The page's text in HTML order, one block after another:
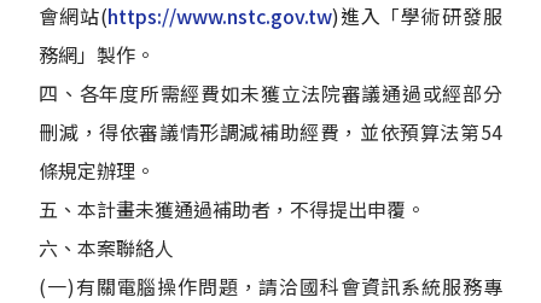
會網站(https://www.nstc.gov.tw)進入 「學術研發服
務網」製作。
四、各年度所需經費如未獲立法院審議通過或經部分
刪減，得依審議情形調減補助經費，並依預算法第54
條規定辦理。
五、本計畫未獲通過補助者，不得提出申覆。
六、本案聯絡人
(一)有關電腦操作問題，請洽國科會資訊系統服務專